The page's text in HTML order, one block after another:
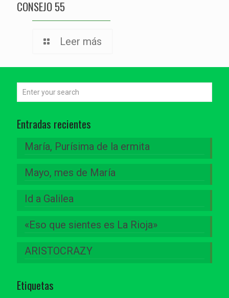
CONSEJO 55
Leer más
Entradas recientes
María, Purísima de la ermita
Mayo, mes de María
Id a Galilea
«Eso que sientes es La Rioja»
ARISTOCRAZY
Etiquetas